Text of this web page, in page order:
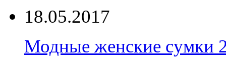
18.05.2017
Модные женские сумки